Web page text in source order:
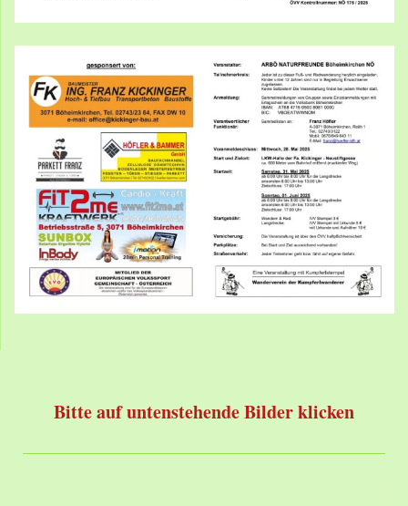
Bitte auf untenstehende Bilder klicken